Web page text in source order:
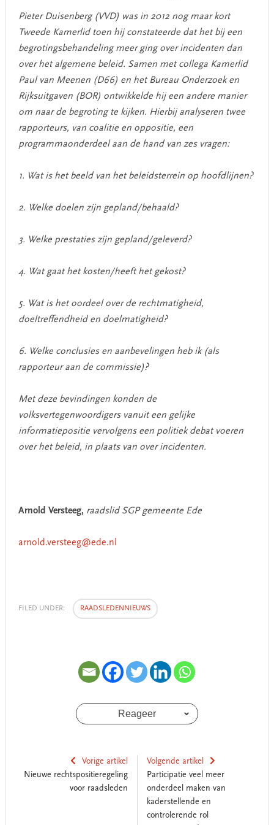
Pieter Duisenberg (VVD) was in 2012 nog maar kort
Tweede Kamerlid toen hij constateerde dat het bij een
begrotingsbehandeling meer ging over incidenten dan
over het algemene beleid. Samen met collega Kamerlid
Paul van Meenen (D66) en het Bureau Onderzoek en
Rijksuitgaven (BOR) ontwikkelde hij een andere manier
om naar de begroting te kijken. Hierbij analyseren twee
rapporteurs, van coalitie en oppositie, een
programmaonderdeel aan de hand van zes vragen:
1. Wat is het beeld van het beleidsterrein op hoofdlijnen?
2. Welke doelen zijn gepland/behaald?
3. Welke prestaties zijn gepland/geleverd?
4. Wat gaat het kosten/heeft het gekost?
5. Wat is het oordeel over de rechtmatigheid,
doeltreffendheid en doelmatigheid?
6. Welke conclusies en aanbevelingen heb ik (als
rapporteur aan de commissie)?
Met deze bevindingen konden de
volksvertegenwoordigers vanuit een gelijke
informatiepositie vervolgens een politiek debat voeren
over het beleid, in plaats van over incidenten.
Arnold Versteeg, raadslid SGP gemeente Ede
arnold.versteeg@ede.nl
FILED UNDER: RAADSLEDENNIEUWS
Reageer
Vorige artikel
Nieuwe rechtspositieregeling
voor raadsleden
Volgende artikel
Participatie veel meer
onderdeel maken van
kaderstellende en
controlerende rol